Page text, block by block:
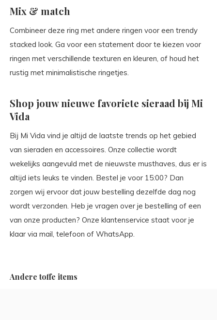
Mix & match
Combineer deze ring met andere ringen voor een trendy
stacked look. Ga voor een statement door te kiezen voor
ringen met verschillende texturen en kleuren, of houd het
rustig met minimalistische ringetjes.
Shop jouw nieuwe favoriete sieraad bij Mi
Vida
Bij Mi Vida vind je altijd de laatste trends op het gebied
van sieraden en accessoires. Onze collectie wordt
wekelijks aangevuld met de nieuwste musthaves, dus er is
altijd iets leuks te vinden. Bestel je voor 15:00? Dan
zorgen wij ervoor dat jouw bestelling dezelfde dag nog
wordt verzonden. Heb je vragen over je bestelling of een
van onze producten? Onze klantenservice staat voor je
klaar via mail, telefoon of WhatsApp.
Andere toffe items